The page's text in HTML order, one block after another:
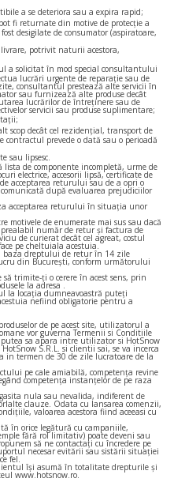
a se deteriora sau a expira rapid;
fi returnate din motive de protecţie a
desigilate de consumator (aspiratoare,
potrivit naturii acestora,
a solicitat în mod special consultantului
lucrări urgente de reparaţie sau de
consultantul prestează alte servicii în
sau furnizează alte produse decât
lucrărilor de întreţinere sau de
servicii sau produse suplimentare;
scop decât cel rezidenţial, transport de
prevede o dată sau o perioadă
sau lipsesc.
de componente incompletă, urme de
electrice, accesorii lipsă, certificate de
acceptarea returului sau de a opri o
după evaluarea prejudiciilor
acceptarea returului în situația unor
de enumerate mai sus sau dacă
număr de retur și factura de
de curierat decât cel agreat, costul
pe cheltuiala acestuia.
baza dreptului de retur în 14 zile
din București, conform următorului
trimite-ți o cerere în acest sens, prin
la adresa .
la locația dumneavoastră puteți
nefiind obligatorie pentru a
de pe acest site, utilizatorul a
vor guverna Termenii si Conditiile
putea sa apara intre utilizator si HotSnow
S.R.L. si clientii sai, se va incerca
in termen de 30 de zile lucratoare de la
pe cale amiabilă, competenţa revine
competenţa instanţelor de pe raza
nula sau nevalida, indiferent de
clauze. Odata cu lansarea comenzii,
valoarea acestora fiind aceeasi cu
în orice legătură cu campaniile,
fără rol limitativ) poate deveni sau
să ne contactați cu încredere pe
necesar evitării sau sistării situației
fel.
îşi asumă în totalitate drepturile și
www.hotsnow.ro.